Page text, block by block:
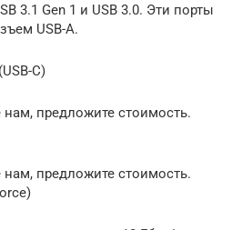
3.1 Gen 1 и USB 3.0. Эти порты
USB-A.
C)
предложите стоимость.
предложите стоимость.